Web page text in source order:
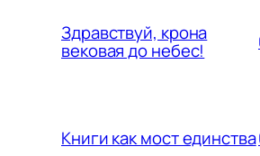
Здравствуй, крона
вековая до небес!
Книги как мост единства